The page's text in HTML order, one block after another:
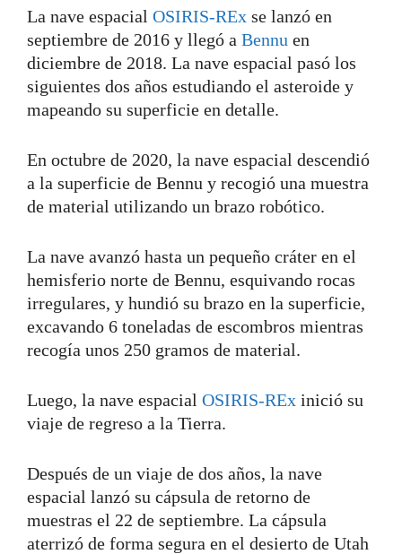
La nave espacial OSIRIS-REx se lanzó en
septiembre de 2016 y llegó a Bennu en
diciembre de 2018. La nave espacial pasó los
siguientes dos años estudiando el asteroide y
mapeando su superficie en detalle.
En octubre de 2020, la nave espacial descendió
a la superficie de Bennu y recogió una muestra
de material utilizando un brazo robótico.
La nave avanzó hasta un pequeño cráter en el
hemisferio norte de Bennu, esquivando rocas
irregulares, y hundió su brazo en la superficie,
excavando 6 toneladas de escombros mientras
recogía unos 250 gramos de material.
Luego, la nave espacial OSIRIS-REx inició su
viaje de regreso a la Tierra.
Después de un viaje de dos años, la nave
espacial lanzó su cápsula de retorno de
muestras el 22 de septiembre. La cápsula
aterrizó de forma segura en el desierto de Utah